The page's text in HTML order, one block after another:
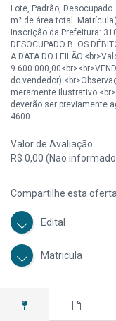
Lote, Padrão,
m² de área total.
Inscrição da Prefeitura:
DESOCUPADO B. OS
A DATA DO
do
meramente
deverão ser previamente
4600.
Valor de Avaliação
R$ 0,00 (Nao informado)
Compartilhe esta
Edital
Matricula